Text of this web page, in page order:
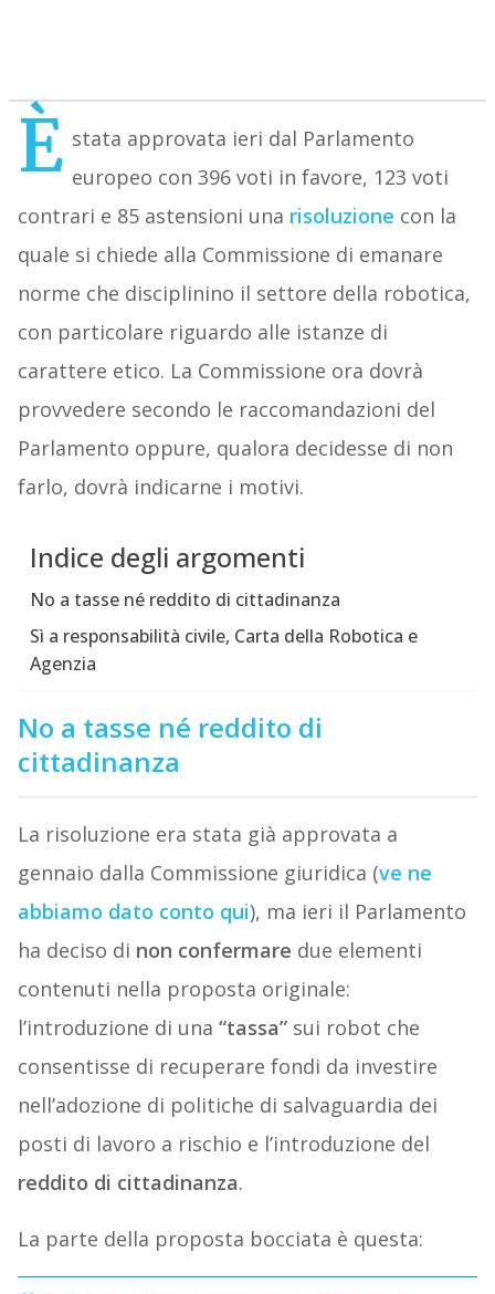
È stata approvata ieri dal Parlamento
europeo con 396 voti in favore, 123 voti
contrari e 85 astensioni una risoluzione con la
quale si chiede alla Commissione di emanare
norme che disciplinino il settore della robotica,
con particolare riguardo alle istanze di
carattere etico. La Commissione ora dovrà
provvedere secondo le raccomandazioni del
Parlamento oppure, qualora decidesse di non
farlo, dovrà indicarne i motivi.
Indice degli argomenti
No a tasse né reddito di cittadinanza
Sì a responsabilità civile, Carta della Robotica e
Agenzia
No a tasse né reddito di
cittadinanza
La risoluzione era stata già approvata a
gennaio dalla Commissione giuridica (ve ne
abbiamo dato conto qui), ma ieri il Parlamento
ha deciso di non confermare due elementi
contenuti nella proposta originale:
l’introduzione di una “tassa”sui robot che
consentisse di recuperare fondi da investire
nell’adozione di politiche di salvaguardia dei
posti di lavoro a rischio e l’introduzione del
reddito di cittadinanza.
La parte della proposta bocciata è questa: